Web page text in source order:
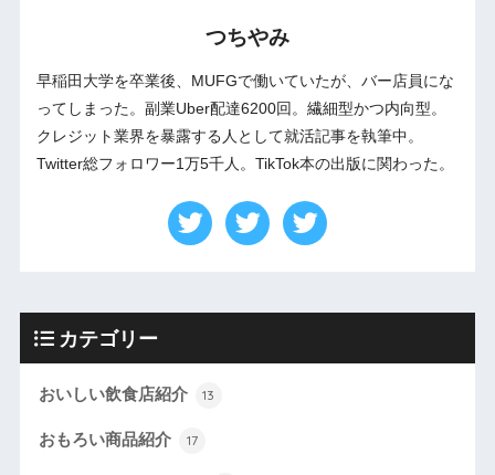
つちやみ
早稲田大学を卒業後、MUFGで働いていたが、バー店員にな
ってしまった。副業Uber配達6200回。繊細型かつ内向型。
クレジット業界を暴露する人として就活記事を執筆中。
Twitter総フォロワー1万5千人。TikTok本の出版に関わった。
カテゴリー
おいしい飲食店紹介 13
おもろい商品紹介 17